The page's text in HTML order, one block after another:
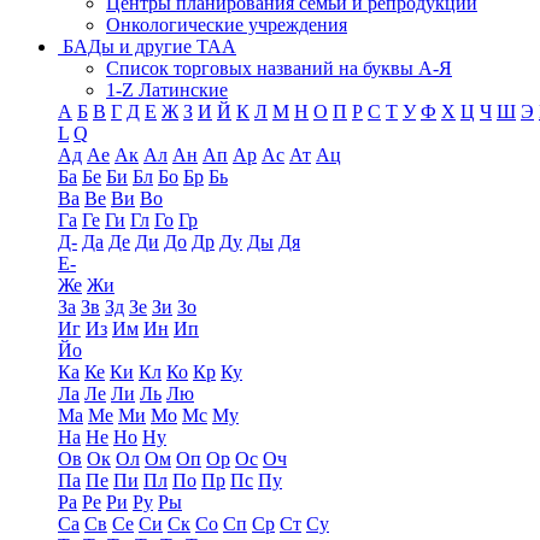
Онкологические учреждения
БАДы и другие ТАА
Список торговых названий на буквы А-Я
1-Z Латинские
А Б В Г Д Е Ж З И Й К Л М Н О П Р С Т У Ф Х Ц Ч Ш Э
L Q
Ад Ае Ак Ал Ан Ап Ар Ас Ат Ац
Ба Бе Би Бл Бо Бр Бь
Ва Ве Ви Во
Га Ге Ги Гл Го Гр
Д- Да Де Ди До Др Ду Ды Дя
Е-
Же Жи
За Зв Зд Зе Зи Зо
Иг Из Им Ин Ип
Йо
Ка Ке Ки Кл Ко Кр Ку
Ла Ле Ли Ль Лю
Ма Ме Ми Мо Мс Му
На Не Но Ну
Ов Ок Ол Ом Оп Ор Ос Оч
Па Пе Пи Пл По Пр Пс Пу
Ра Ре Ри Ру Ры
Са Св Се Си Ск Со Сп Ср Ст Су